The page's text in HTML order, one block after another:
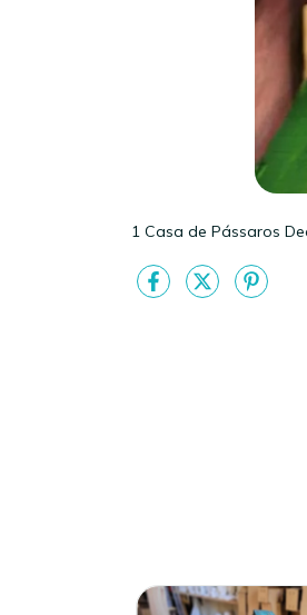
1 Casa de Pássaros